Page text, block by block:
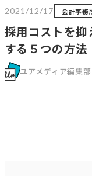
2021/12/17 会計事務
採用コストを抑
する５つの方法
ユアメディア編集部